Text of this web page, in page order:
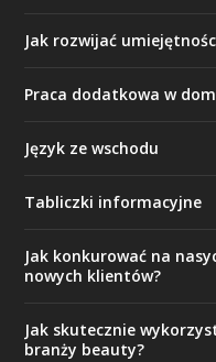
Jak rozwijać
Praca dodatkowa w
Język ze wschodu
Tabliczki informacyjne
Jak konkurować na
nowych klientów?
Jak skutecznie
branży beauty?